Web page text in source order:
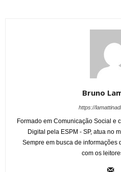
Bruno
https://
Formado em Comunicação Social e
Digital pela ESPM - SP, atua no
Sempre em busca de
com os